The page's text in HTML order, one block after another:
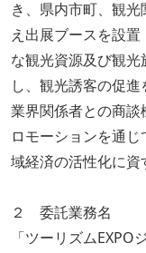
き、県内市町、観
え出展ブースを設
な観光資源及び観
し、観光誘客の促
業界関係者との商
ロモーションを通
域経済の活性化に資
２ 委託業務名
「ツーリズム